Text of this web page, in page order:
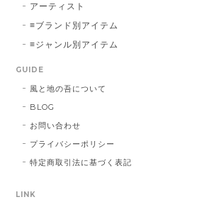
アーティスト
≡ブランド別アイテム
≡ジャンル別アイテム
GUIDE
風と地の吾について
BLOG
お問い合わせ
プライバシーポリシー
特定商取引法に基づく表記
LINK